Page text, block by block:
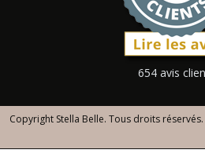
654 avis
Copyright Stella Belle. Tous droits